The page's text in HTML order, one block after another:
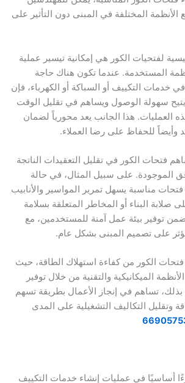
المختلفة في المبنى دون التأثير على
الكور هي إمكانية تيسير عملية
عندما تكون هناك حاجة
التكييف أو السباكة أو الكهرباء، فإن
الوصول ويساهم في تقليل الوقت
هذا الجانب يعد محورياً لضمان
للحفاظ على رضا العملاء.
الكور في تقليل التعقيدات الناتجة
على سبيل المثال، في حالة
يسهل تمرير المواسير والأنابيب
أو المخاطر المتعلقة بسلامة
بيئة عمل آمنة للمستخدمين، مع
تصميم المبنى بشكل عام.
من كفاءة استهلاك الطاقة، حيث
والتقنية من خلال توفير
في إنجاز الأعمال بطريقة تسهم
التكاليف التشغيلية على المدى
في عمليات إنشاء خدمات التكييف